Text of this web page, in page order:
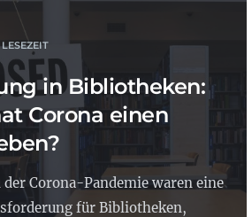
in Bibliotheken:
Corona einen
Corona-Pandemie waren eine
für Bibliotheken,